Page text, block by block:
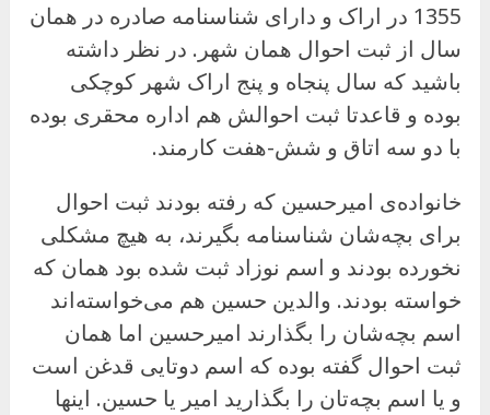
1355 در اراک و دارای شناسنامه صادره در همان
سال از ثبت احوال همان شهر. در نظر داشته
باشید که سال پنجاه و پنج اراک شهر کوچکی
بوده و قاعدتا ثبت احوالش هم اداره محقری بوده
با دو سه اتاق و شش-هفت کارمند.
خانواده‌ی امیرحسین که رفته بودند ثبت احوال
برای بچه‌شان شناسنامه بگیرند، به هیچ مشکلی
نخورده بودند و اسم نوزاد ثبت شده بود همان که
خواسته بودند. والدین حسین هم می‌خواسته‌اند
اسم بچه‌شان را بگذارند امیرحسین اما همان
ثبت احوال گفته بوده که اسم دوتایی قدغن است
و یا اسم بچه‌تان را بگذارید امیر یا حسین. اینها